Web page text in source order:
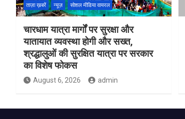
ताज़ा ख़बरें
न्यूज़ सोशल मीडिया वायरल
चारधाम यात्रा मार्गों पर सुरक्षा और
यातायात व्यवस्था होगी और सख्त,
श्रद्धालुओं की सुरक्षित यात्रा पर सरकार
का विशेष फोकस
August 6, 2026 admin